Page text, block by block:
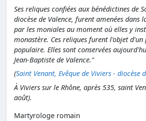
Ses reliques confiées aux bénédictines de
diocèse de Valence, furent amenées dans
par les moniales au moment où elles y
monastère. Ces reliques furent l'objet d'un
populaire. Elles sont conservées
Jean-Baptiste de Valence."
(Saint Venant, Evêque de Viviers - diocèse
À Viviers sur le Rhône, après 535, saint
août).
Martyrologe romain